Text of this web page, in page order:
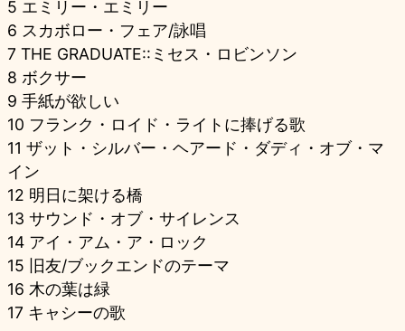
5 エミリー・エミリー
6 スカボロー・フェア/詠唱
7 THE GRADUATE::ミセス・ロビンソン
8 ボクサー
9 手紙が欲しい
10 フランク・ロイド・ライトに捧げる歌
11 ザット・シルバー・ヘアード・ダディ・オブ・マ
イン
12 明日に架ける橋
13 サウンド・オブ・サイレンス
14 アイ・アム・ア・ロック
15 旧友/ブックエンドのテーマ
16 木の葉は緑
17 キャシーの歌